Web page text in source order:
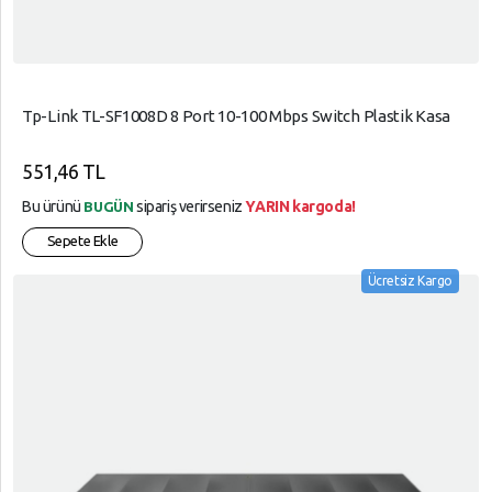
Tp-Link TL-SF1008D 8 Port 10-100 Mbps Switch Plastik Kasa
551,46 TL
Bu ürünü BUGÜN sipariş verirsenizYARIN kargoda!
Sepete Ekle
Ücretsiz Kargo